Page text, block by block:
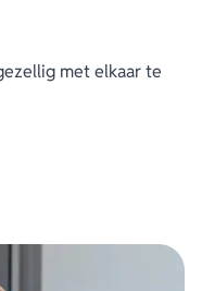
met elkaar te